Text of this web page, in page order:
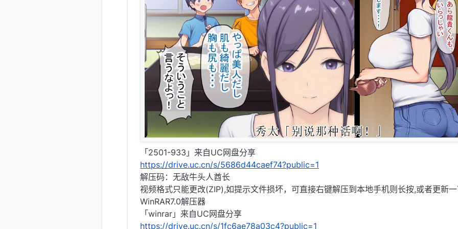
「2501-933」来自UC网盘分享
https://drive.uc.cn/s/5686d44caef74?public=1
解压码：无敌牛头人酋长
视频格式只能更改(ZIP),如提示文件损坏，可直接右键解压到本地手机则长按,或者更新
WinRAR7.0解压器
「winrar」来自UC网盘分享
https://drive.uc.cn/s/1fc6ae78a03c4?public=1